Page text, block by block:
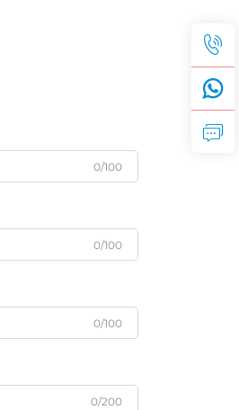
0/100
0/100
0/100
0/200